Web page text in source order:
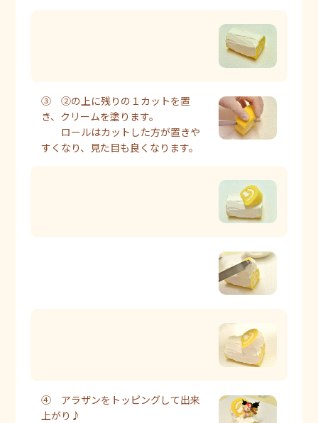
③ ②の上に残りの１カットを置
き、クリームを塗ります。
ロールはカットした方が置きや
すくなり、見た目も良くなります。
④ アラザンをトッピングして出来
上がり♪